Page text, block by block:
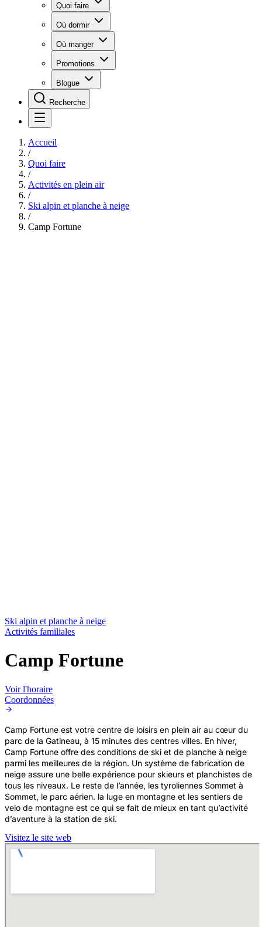
Quoi faire
Où dormir
Où manger
Promotions
Blogue
Recherche
Accueil
/
Quoi faire
/
Activités en plein air
/
Ski alpin et planche à neige
/
Camp Fortune
Ski alpin et planche à neige
Activités familiales
Camp Fortune
Voir l'horaire
Coordonnées
Camp Fortune est votre centre de loisirs en plein air au cœur du
parc de la Gatineau, à 15 minutes des centres villes. En hiver,
Camp Fortune offre des conditions de ski et de planche à neige
parmi les meilleures de la région. Un système de fabrication de
neige assure une belle expérience pour skieurs et planchistes de
tous les niveaux. Le reste de l’année, les tyroliennes Sommet à
Sommet, le parc aérien. la luge en montagne et les sentiers de
velo de montagne est ce qui se fait de mieux en tant qu’activité
d’aventure à la station de ski.
Visitez le site web